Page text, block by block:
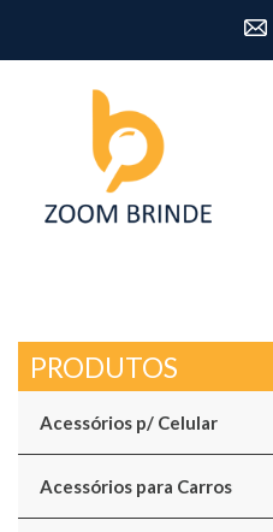
Acessórios p/ Celular
Acessórios para Carros